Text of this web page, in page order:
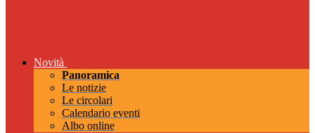
Novità
Panoramica
Le notizie
Le circolari
Calendario eventi
Albo online